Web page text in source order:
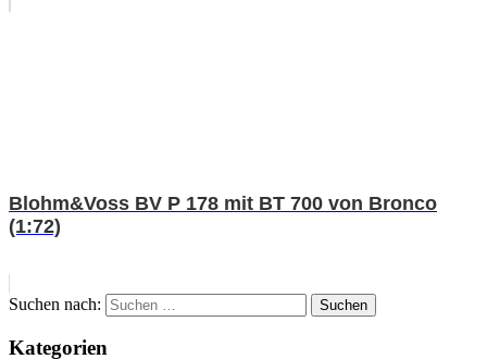
Blohm&Voss BV P 178 mit BT 700 von Bronco
(1:72)
Suchen nach: Suchen
Kategorien